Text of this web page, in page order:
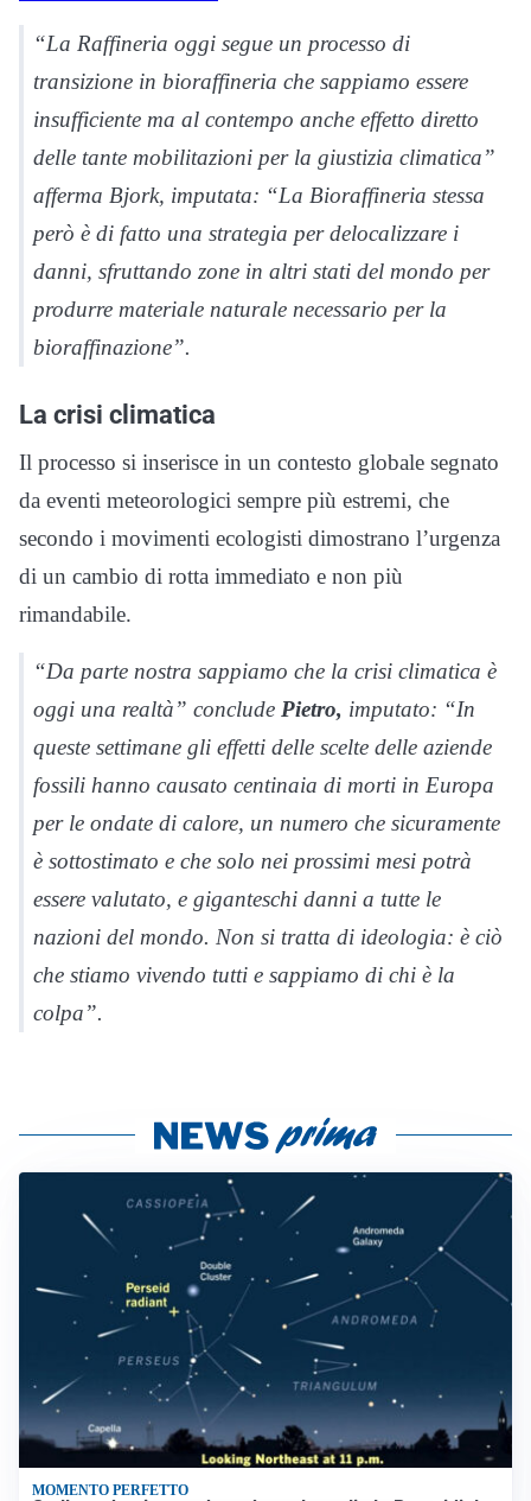
“La Raffineria oggi segue un processo di
transizione in bioraffineria che sappiamo essere
insufficiente ma al contempo anche effetto diretto
delle tante mobilitazioni per la giustizia climatica”
afferma Bjork, imputata: “La Bioraffineria stessa
però è di fatto una strategia per delocalizzare i
danni, sfruttando zone in altri stati del mondo per
produrre materiale naturale necessario per la
bioraffinazione”.
La crisi climatica
Il processo si inserisce in un contesto globale segnato
da eventi meteorologici sempre più estremi, che
secondo i movimenti ecologisti dimostrano l’urgenza
di un cambio di rotta immediato e non più
rimandabile.
“Da parte nostra sappiamo che la crisi climatica è
oggi una realtà” conclude Pietro, imputato: “In
queste settimane gli effetti delle scelte delle aziende
fossili hanno causato centinaia di morti in Europa
per le ondate di calore, un numero che sicuramente
è sottostimato e che solo nei prossimi mesi potrà
essere valutato, e giganteschi danni a tutte le
nazioni del mondo. Non si tratta di ideologia: è ciò
che stiamo vivendo tutti e sappiamo di chi è la
colpa”.
MOMENTO PERFETTO